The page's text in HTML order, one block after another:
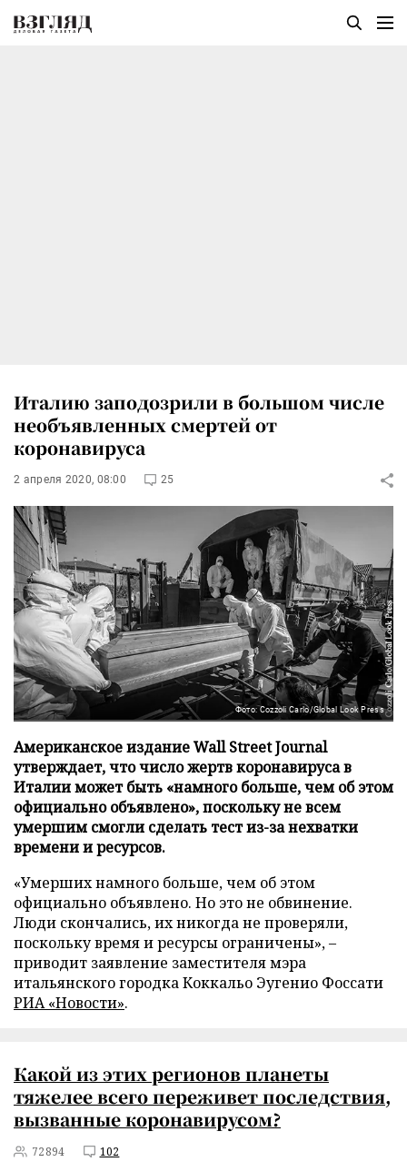
Италию заподозрили в большом числе
необъявленных смертей от
коронавируса
2 апреля 2020, 08:00 25
Фото: Cozzoli Carlo/Global Look Press
Американское издание Wall Street Journal
утверждает, что число жертв коронавируса в
Италии может быть «намного больше, чем об этом
официально объявлено», поскольку не всем
умершим смогли сделать тест из-за нехватки
времени и ресурсов.
«Умерших намного больше, чем об этом
официально объявлено. Но это не обвинение.
Люди скончались, их никогда не проверяли,
поскольку время и ресурсы ограничены», –
приводит заявление заместителя мэра
итальянского городка Коккальо Эугенио Фоссати
РИА «Новости».
Какой из этих регионов планеты
тяжелее всего переживет последствия,
вызванные коронавирусом?
72894 102